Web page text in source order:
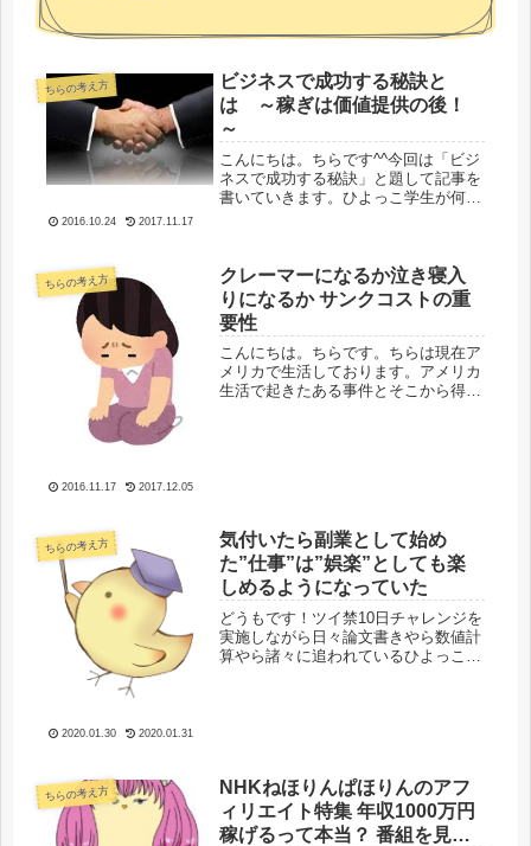
ちらの考え方
ビジネスで成功する秘訣と
は ～稼ぎは価値提供の後！
～
こんにちは。ちらです^^今回は「ビジ
ネスで成功する秘訣」と題して記事を
書いていきます。ひよっこ学生が何を
で月収30～40万越えになること...
2016.10.24 2017.11.17
ちらの考え方
クレーマーになるか泣き寝入
りになるか サンクコストの重
要性
こんにちは。ちらです。ちらは現在ア
メリカで生活しております。アメリカ
生活で起きたある事件とそこから得ら
2016.11.17 2017.12.05
ちらの考え方
気付いたら副業として始め
た”仕事”は”娯楽”としても楽
しめるようになっていた
どうもです！ツイ禁10日チャレンジを
実施しながら日々論文書きやら数値計
算やら諸々に追われているひよっこで
2020.01.30 2020.01.31
ちらの考え方
NHKねほりんぱほりんのアフ
ィリエイト特集 年収1000万円
稼げるって本当？ 番組を見た